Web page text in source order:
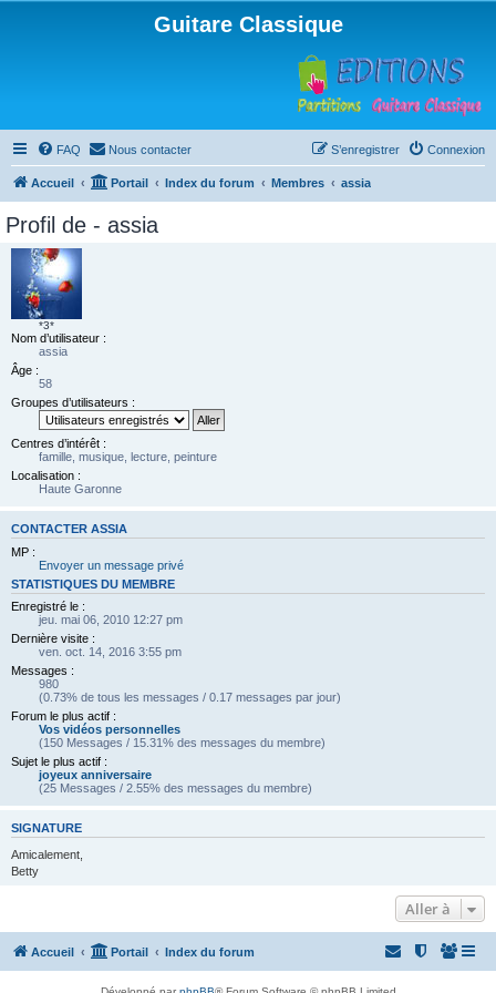
Guitare Classique
FAQ Nous contacter Connexion
S’enregistrer
Accueil Portail Index du forum Membres assia
Profil de - assia
*3*
Nom d’utilisateur :
assia
Âge :
58
Groupes d’utilisateurs :
Centres d’intérêt :
famille, musique, lecture, peinture
Localisation :
Haute Garonne
CONTACTER ASSIA
MP :
Envoyer un message privé
STATISTIQUES DU MEMBRE
Enregistré le :
jeu. mai 06, 2010 12:27 pm
Dernière visite :
ven. oct. 14, 2016 3:55 pm
Messages :
980
(0.73% de tous les messages / 0.17 messages par jour)
Forum le plus actif :
Vos vidéos personnelles
(150 Messages / 15.31% des messages du membre)
Sujet le plus actif :
joyeux anniversaire
(25 Messages / 2.55% des messages du membre)
SIGNATURE
Amicalement,
Betty
Aller à
Accueil Portail Index du forum